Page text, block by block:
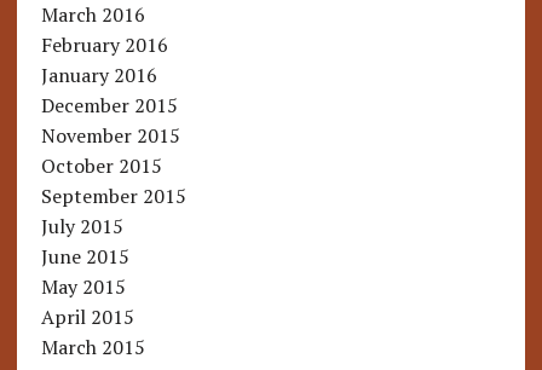
March 2016
February 2016
January 2016
December 2015
November 2015
October 2015
September 2015
July 2015
June 2015
May 2015
April 2015
March 2015